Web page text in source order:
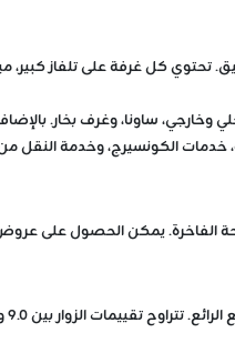
كل غرفة على تلفاز كبير،
ساونا، وغرف بخار.
الكونسيرج، وخدمة النقل من
9.0 و4.9 نجوم على معظم منصات الحجوزات.